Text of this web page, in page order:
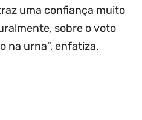
uma confiança muito
sobre o voto
na urna”, enfatiza.